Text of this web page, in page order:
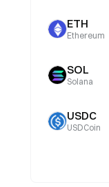
ETH
Ethereum
SOL
Solana
USDC
USDCoin